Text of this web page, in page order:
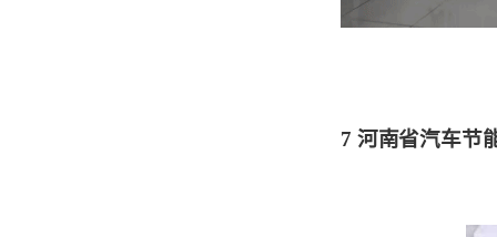
7 河南省汽车节